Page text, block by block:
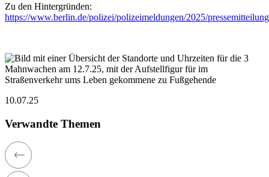
Zu den Hintergründen:
https://www.berlin.de/polizei/polizeimeldungen/2025/
10.07.25
Verwandte Themen